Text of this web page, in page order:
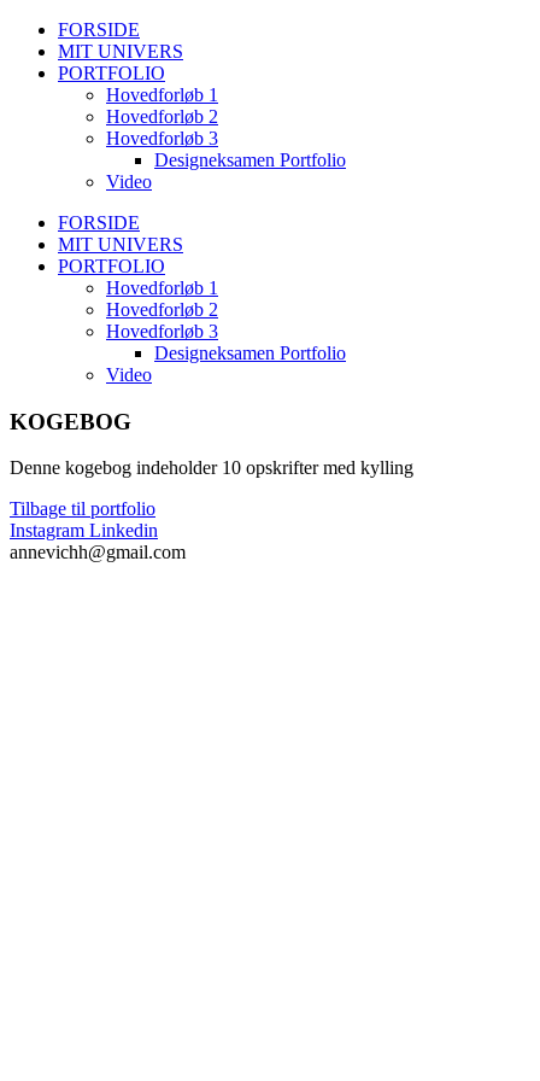
FORSIDE
MIT UNIVERS
PORTFOLIO
Hovedforløb 1
Hovedforløb 2
Hovedforløb 3
Designeksamen Portfolio
Video
FORSIDE
MIT UNIVERS
PORTFOLIO
Hovedforløb 1
Hovedforløb 2
Hovedforløb 3
Designeksamen Portfolio
Video
KOGEBOG
Denne kogebog indeholder 10 opskrifter med kylling
Tilbage til portfolio
Instagram Linkedin
annevichh@gmail.com